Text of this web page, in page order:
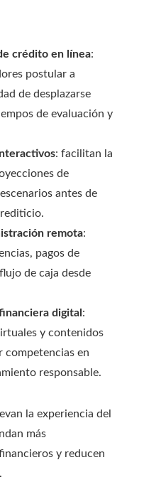
crédito en línea:
postular a
de desplazarse
de evaluación y
: facilitan la
de
antes de
remota:
pagos de
de caja desde
digital :
y contenidos
en
responsable.
la experiencia del
más
y reducen